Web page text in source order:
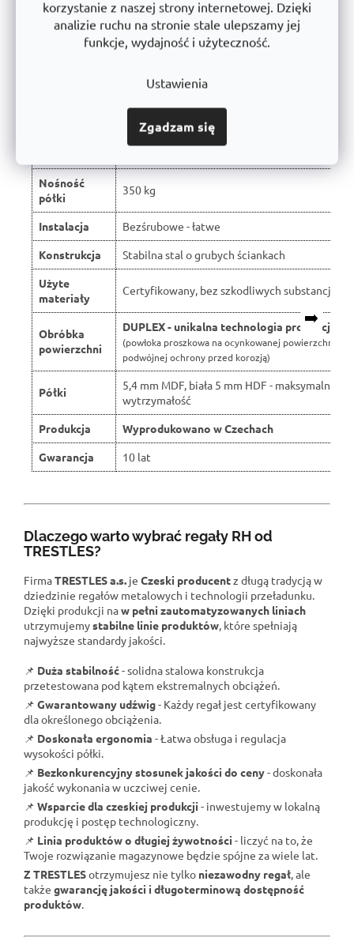
korzystanie z naszej strony internetowej. Dzięki
analizie ruchu na stronie stale ulepszamy jej
funkcje, wydajność i użyteczność.
Ustawienia
Zgadzam się
10 lat gwarancji- dowód jakości i długoterminowej
trwałości.
Porównanie z typowymi regałami
➡️
W wyniku recenzji użytkowników produkt
Nośność
półki
350 kg
Instalacja
Bezśrubowe - łatwe
Konstrukcja
Stabilna stal o grubych ściankach
Użyte
materiały
Certyfikowany, bez szkodliwych substancji
Obróbka
powierzchni
DUPLEX - unikalna technologia produkcji
(powłoka proszkowa na ocynkowanej powierzchni dla
podwójnej ochrony przed korozją)
Półki
5,4 mm MDF, biała 5 mm HDF - maksymalna
wytrzymałość
Produkcja
Wyprodukowano w Czechach
Gwarancja
10 lat
Dlaczego warto wybrać regały RH od
TRESTLES?
FirmaTRESTLES a.s. je Czeski producentz długą tradycją w
dziedzinie regałów metalowych i technologii przeładunku.
Dzięki produkcji naw pełni zautomatyzowanych liniach
utrzymujemystabilne linie produktów , które spełniają
najwyższe standardy jakości.
📌 Duża stabilność- solidna stalowa konstrukcja
przetestowana pod kątem ekstremalnych obciążeń.
📌 Gwarantowany udźwig- Każdy regał jest certyfikowany
dla określonego obciążenia.
📌 Doskonała ergonomia - Łatwa obsługa i regulacja
wysokości półki.
📌 Bezkonkurencyjny stosunek jakości do ceny- doskonała
jakość wykonania w uczciwej cenie.
📌 Wsparcie dla czeskiej produkcji - inwestujemy w lokalną
produkcję i postęp technologiczny.
📌 Linia produktów o długiej żywotności - liczyć na to, że
Twoje rozwiązanie magazynowe będzie spójne za wiele lat.
Z TRESTLESotrzymujesz nie tylko niezawodny regał , ale
także gwarancję jakości i długoterminową dostępność
produktów